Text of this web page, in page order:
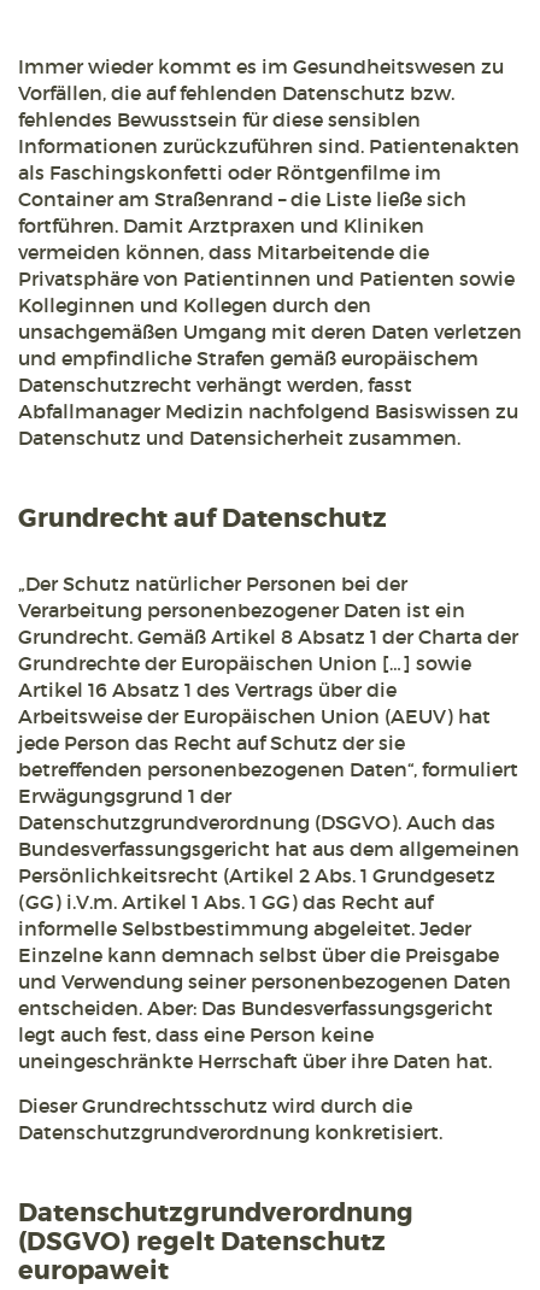
Immer wieder kommt es im Gesundheitswesen zu
Vorfällen, die auf fehlenden Datenschutz bzw.
fehlendes Bewusstsein für diese sensiblen
Informationen zurückzuführen sind. Patientenakten
als Faschingskonfetti oder Röntgenfilme im
Container am Straßenrand – die Liste ließe sich
fortführen. Damit Arztpraxen und Kliniken
vermeiden können, dass Mitarbeitende die
Privatsphäre von Patientinnen und Patienten sowie
Kolleginnen und Kollegen durch den
unsachgemäßen Umgang mit deren Daten verletzen
und empfindliche Strafen gemäß europäischem
Datenschutzrecht verhängt werden, fasst
Abfallmanager Medizin nachfolgend Basiswissen zu
Datenschutz und Datensicherheit zusammen.
Grundrecht auf Datenschutz
„Der Schutz natürlicher Personen bei der
Verarbeitung personenbezogener Daten ist ein
Grundrecht. Gemäß Artikel 8 Absatz 1 der Charta der
Grundrechte der Europäischen Union […] sowie
Artikel 16 Absatz 1 des Vertrags über die
Arbeitsweise der Europäischen Union (AEUV) hat
jede Person das Recht auf Schutz der sie
betreffenden personenbezogenen Daten“, formuliert
Erwägungsgrund 1 der
Datenschutzgrundverordnung (DSGVO). Auch das
Bundesverfassungsgericht hat aus dem allgemeinen
Persönlichkeitsrecht (Artikel 2 Abs. 1 Grundgesetz
(GG) i.V.m. Artikel 1 Abs. 1 GG) das Recht auf
informelle Selbstbestimmung abgeleitet. Jeder
Einzelne kann demnach selbst über die Preisgabe
und Verwendung seiner personenbezogenen Daten
entscheiden. Aber: Das Bundesverfassungsgericht
legt auch fest, dass eine Person keine
uneingeschränkte Herrschaft über ihre Daten hat.
Dieser Grundrechtsschutz wird durch die
Datenschutzgrundverordnung konkretisiert.
Datenschutzgrundverordnung
(DSGVO) regelt Datenschutz
europaweit